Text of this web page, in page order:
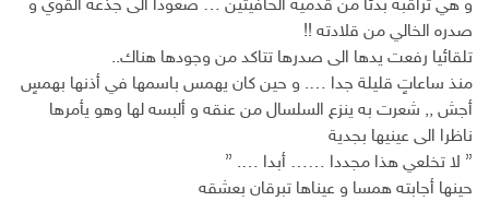
و هي تراقبه بدئا من قدميه الحافيتين … صعودا الى جذعه القوي و
صدره الخالي من قلادته !!
تلقائيا رفعت يدها الى صدرها تتاكد من وجودها هناك..
منذ ساعاتٍ قليلة جدا …. و حين كان يهمس باسمها في أذنها بهمسٍ
أجش ,, شعرت به ينزع السلسال من عنقه و ألبسه لها وهو يأمرها
ناظرا الى عينيها بجدية
” لا تخلعي هذا مجددا …… أبدا …. ”
حينها أجابته همسا و عيناها تبرقان بعشقه